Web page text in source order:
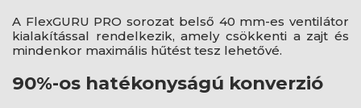
A FlexGURU PRO sorozat belső 40 mm-es ventilátor
kialakítással rendelkezik, amely csökkenti a zajt és
mindenkor maximális hűtést tesz lehetővé.
90%-os hatékonyságú konverzió